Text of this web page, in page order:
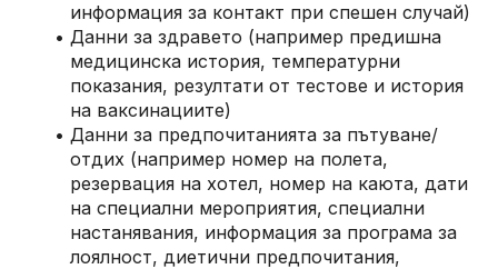
информация за контакт при спешен случай)
Данни за здравето (например предишна
медицинска история, температурни
показания, резултати от тестове и история
на ваксинациите)
Данни за предпочитанията за пътуване/
отдих (например номер на полета,
резервация на хотел, номер на каюта, дати
на специални мероприятия, специални
настанявания, информация за програма за
лоялност, диетични предпочитания,